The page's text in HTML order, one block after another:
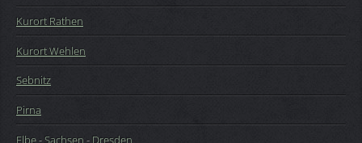
Kurort Rathen
Kurort Wehlen
Sebnitz
Pirna
Elbe-Sachsen - Dresden